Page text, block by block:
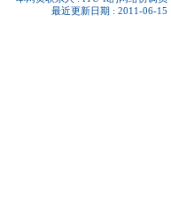
最近更新日期 : 2011-06-15